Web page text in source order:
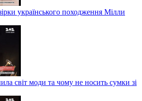
зірки українського походження Мілли
світ моди та чому не носить сумки зі